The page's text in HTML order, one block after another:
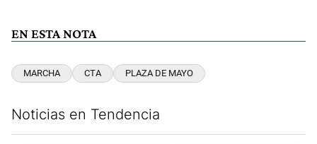
EN ESTA NOTA
MARCHA CTA PLAZA DE MAYO
Noticias en Tendencia